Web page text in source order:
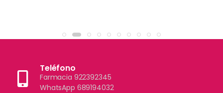
Teléfono
Farmacia 922392345
WhatsApp 689194032